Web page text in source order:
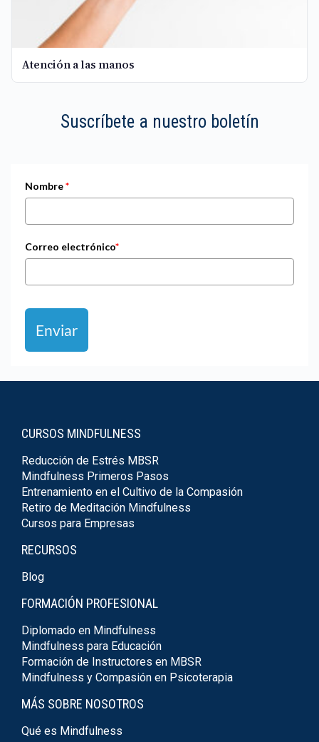
Atención a las manos
Suscríbete a nuestro boletín
Nombre*
Correo electrónico*
Enviar
CURSOS MINDFULNESS
Reducción de Estrés MBSR
Mindfulness Primeros Pasos
Entrenamiento en el Cultivo de la Compasión
Retiro de Meditación Mindfulness
Cursos para Empresas
RECURSOS
Blog
FORMACIÓN PROFESIONAL
Diplomado en Mindfulness
Mindfulness para Educación
Formación de Instructores en MBSR
Mindfulness y Compasión en Psicoterapia
MÁS SOBRE NOSOTROS
Qué es Mindfulness